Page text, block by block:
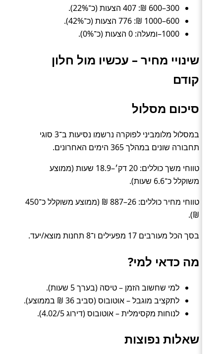
300–600 ₪: 407 הצעות (כ־22%).
600–1000 ₪: 776 הצעות (כ־42%).
1000–ומעלה: 0 הצעות (כ־0%).
שינויי מחיר – עכשיו מול חלון
קודם
סיכום מסלול
במסלול מלומביני לפוקרה נרשמו נסיעות ב־3 סוגי
תחבורה שונים במהלך 365 הימים האחרונים.
טווחי משך כוללים: 20 דק׳–18.9 שעות (ממוצע
משוקלל כ־6.6 שעות).
טווחי מחיר כוללים: 26–887 ₪ (ממוצע משוקלל כ־450
₪).
בסך הכל מעורבים 17 מפעילים ו־8 תחנות מוצא/יעד.
מה כדאי למי?
למי שחשוב הזמן – טיסה (בערך 5 שעות).
לתקציב מוגבל – אוטובוס (סביב 36 ₪ בממוצע).
לנוחות מקסימלית – אוטובוס (דירוג 4.02/5).
שאלות נפוצות